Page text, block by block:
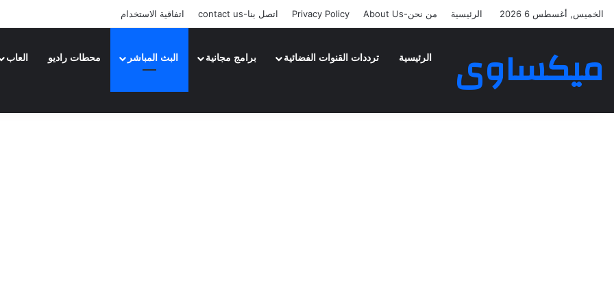
الخميس, أغسطس 6 2026 الرئيسية من نحن-About Us Privacy Policy اتصل بنا-contact us اتفاقية الاستخدام
ميكساوى الرئيسية ترددات القنوات الفضائية برامج مجانية البث المباشر محطات راديو العاب